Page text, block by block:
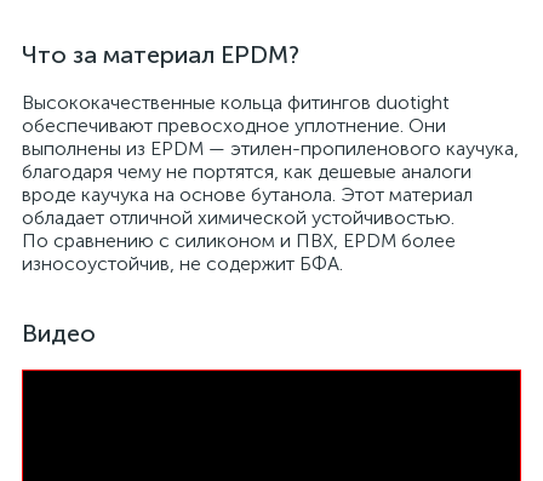
Что за материал EPDM?
Высококачественные кольца фитингов duotight
обеспечивают превосходное уплотнение. Они
выполнены из EPDM — этилен-пропиленового каучука,
благодаря чему не портятся, как дешевые аналоги
вроде каучука на основе бутанола. Этот материал
обладает отличной химической устойчивостью.
По сравнению с силиконом и ПВХ, EPDM более
износоустойчив, не содержит БФА.
Видео